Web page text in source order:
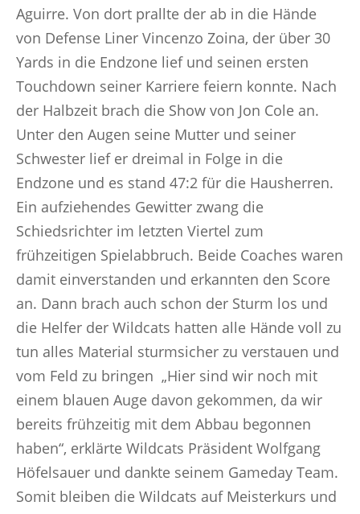
Aguirre. Von dort prallte der ab in die Hände
von Defense Liner Vincenzo Zoina, der über 30
Yards in die Endzone lief und seinen ersten
Touchdown seiner Karriere feiern konnte. Nach
der Halbzeit brach die Show von Jon Cole an.
Unter den Augen seine Mutter und seiner
Schwester lief er dreimal in Folge in die
Endzone und es stand 47:2 für die Hausherren.
Ein aufziehendes Gewitter zwang die
Schiedsrichter im letzten Viertel zum
frühzeitigen Spielabbruch. Beide Coaches waren
damit einverstanden und erkannten den Score
an. Dann brach auch schon der Sturm los und
die Helfer der Wildcats hatten alle Hände voll zu
tun alles Material sturmsicher zu verstauen und
vom Feld zu bringen „Hier sind wir noch mit
einem blauen Auge davon gekommen, da wir
bereits frühzeitig mit dem Abbau begonnen
haben“, erklärte Wildcats Präsident Wolfgang
Höfelsauer und dankte seinem Gameday Team.
Somit bleiben die Wildcats auf Meisterkurs und